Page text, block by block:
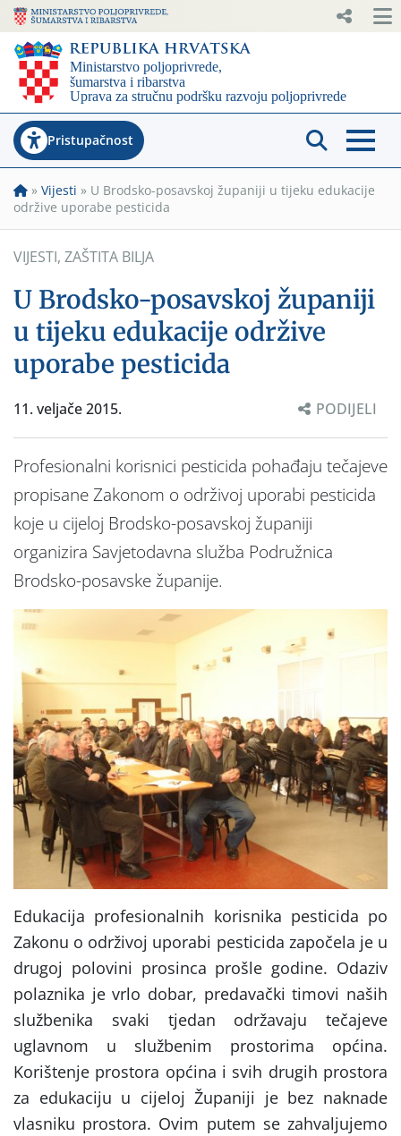
Pristupačnost
» Vijesti » U Brodsko-posavskoj županiji u tijeku edukacije
održive uporabe pesticida
VIJESTI, ZAŠTITA BILJA
U Brodsko-posavskoj županiji
u tijeku edukacije održive
uporabe pesticida
11. veljače 2015. PODIJELI
Profesionalni korisnici pesticida pohađaju tečajeve
propisane Zakonom o održivoj uporabi pesticida
koje u cijeloj Brodsko-posavskoj županiji
organizira Savjetodavna služba Podružnica
Brodsko-posavske županije.
Edukacija profesionalnih korisnika pesticida po
Zakonu o održivoj uporabi pesticida započela je u
drugoj polovini prosinca prošle godine. Odaziv
polaznika je vrlo dobar, predavački timovi naših
službenika svaki tjedan održavaju tečajeve
uglavnom u službenim prostorima općina.
Korištenje prostora općina i svih drugih prostora
za edukaciju u cijeloj Županiji je bez naknade
vlasniku prostora. Ovim putem se zahvaljujemo